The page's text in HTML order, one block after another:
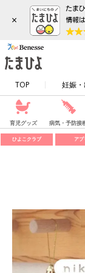
×
TOP 妊娠
育児グッズ 病気・予防接
ひよこクラブ アプ